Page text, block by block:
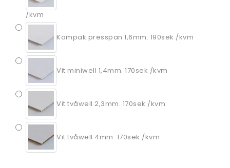
/kvm
Kompak presspan 1,6mm. 190sek /kvm
Vit miniwell 1,4mm. 170sek /kvm
Vit tvåwell 2,3mm. 170sek /kvm
Vit tvåwell 4mm. 170sek /kvm